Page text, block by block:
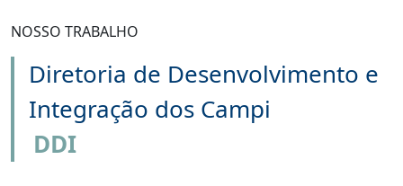
NOSSO TRABALHO
Diretoria de Desenvolvimento e
Integração dos Campi
DDI